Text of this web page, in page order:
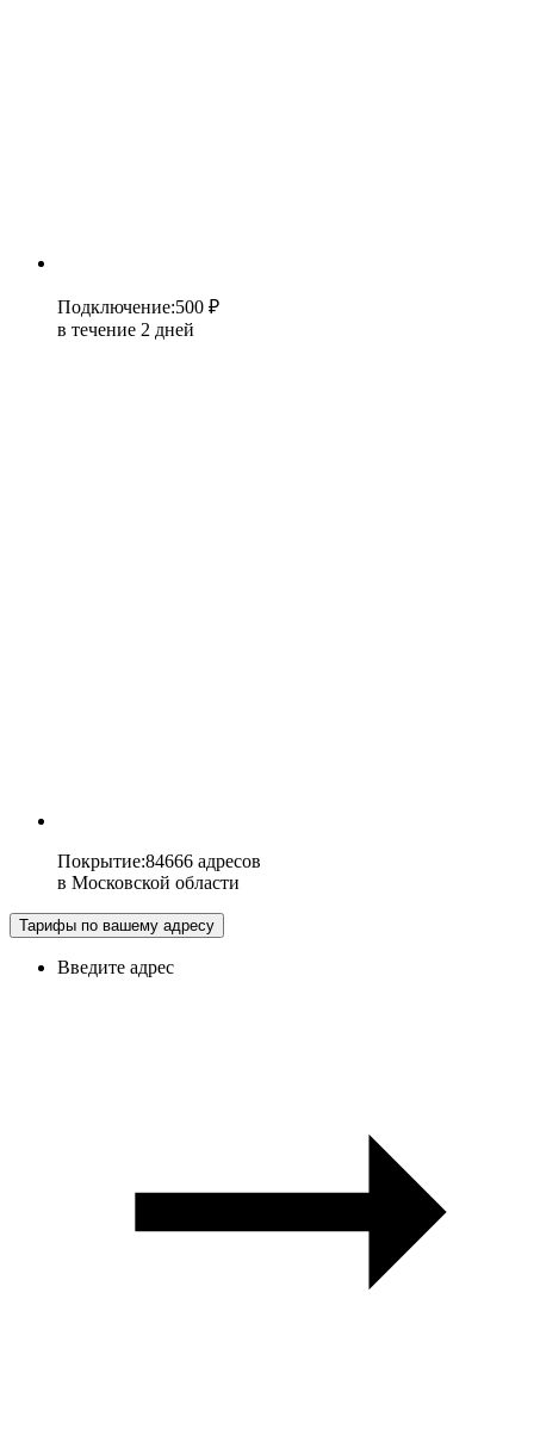
Подключение:500 ₽
в течение 2 дней
Покрытие:84666 адресов
в Московской области
Тарифы по вашему адресу
Введите адрес